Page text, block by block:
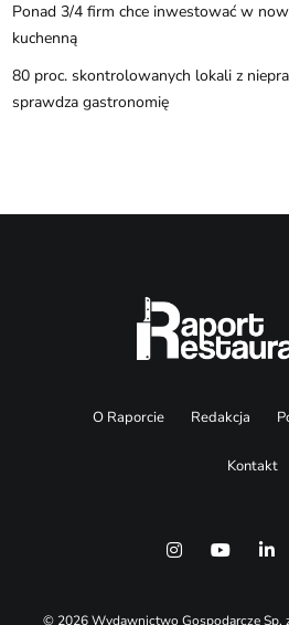
Ponad 3/4 firm chce inwestować w
kuchenną
80 proc. skontrolowanych lokali z
sprawdza gastronomię
O Raporcie Redakcja
Kontakt
© 2026 Wydawnictwo Gospodarcze Sp.